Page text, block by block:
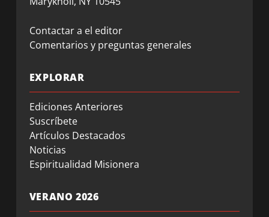
Contactar a el editor
Comentarios y preguntas generales
EXPLORAR
Ediciones Anteriores
Suscríbete
Artículos Destacados
Noticias
Espiritualidad Misionera
VERANO 2026